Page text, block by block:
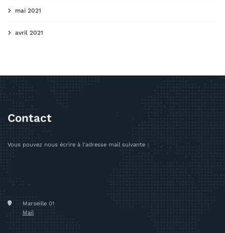
mai 2021
avril 2021
Contact
Vous pouvez nous écrire à l'adresse mail suivante :
Marseille 01
Mail